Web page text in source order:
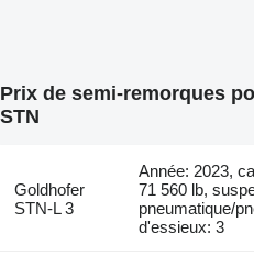
Prix de semi-remorques
STN
Goldhofer
STN-L 3
Année: 2023,
71 560 lb,
pneumatique/
d'essieux: 3